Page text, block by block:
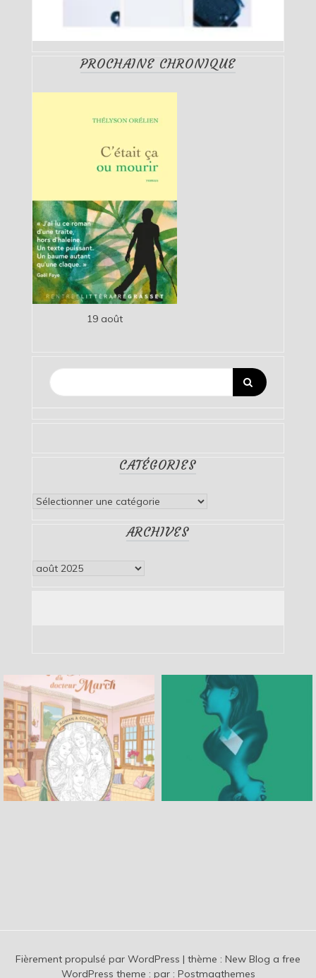
PROCHAINE CHRONIQUE
19 août
CATÉGORIES
Catégories
ARCHIVES
Archives
Fièrement propulsé par WordPress | thème : New Blog a free
WordPress theme : par : Postmagthemes